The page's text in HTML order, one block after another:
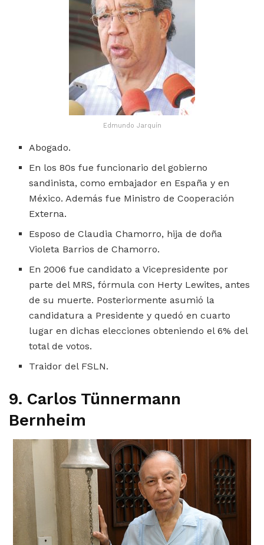
Edmundo Jarquín
Abogado.
En los 80s fue funcionario del gobierno
sandinista, como embajador en España y en
México. Además fue Ministro de Cooperación
Externa.
Esposo de Claudia Chamorro, hija de doña
Violeta Barrios de Chamorro.
En 2006 fue candidato a Vicepresidente por
parte del MRS, fórmula con Herty Lewites, antes
de su muerte. Posteriormente asumió la
candidatura a Presidente y quedó en cuarto
lugar en dichas elecciones obteniendo el 6% del
total de votos.
Traidor del FSLN.
9. Carlos Tünnermann
Bernheim